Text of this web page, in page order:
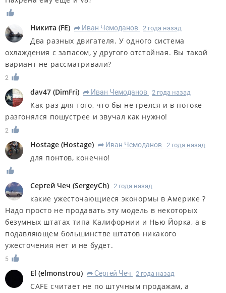
Никита (FE) R Иван Чемоданов 2 года назад
Два разных двигателя. У одного система
охлаждения с запасом, у другого отстойная. Вы такой
вариант не рассматривали?
2
dav47 (DimFri) R Иван Чемоданов 2 года назад
Как раз для того, что бы не грелся и в потоке
разгонялся пошустрее и звучал как нужно!
2
Hostage (Hostage) R Иван Чемоданов 2 года назад
для понтов, конечно!
Сергей Чеч (SergeyCh) 2 года назад
какие ужесточающиеся эконормы в Америке ?
Надо просто не продавать эту модель в некоторых
безумных штатах типа Калифорнии и Нью Йорка, а в
подавляющем большинстве штатов никакого
ужесточения нет и не будет.
5
El (elmonstrou) R Сергей Чеч 2 года назад
CAFE считает не по штучным продажам, а